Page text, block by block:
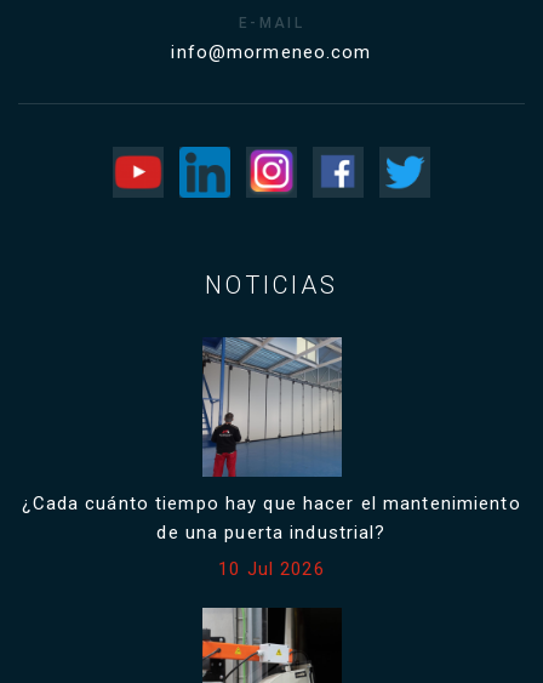
E-MAIL
info@mormeneo.com
NOTICIAS
¿Cada cuánto tiempo hay que hacer el mantenimiento
de una puerta industrial?
10 Jul 2026